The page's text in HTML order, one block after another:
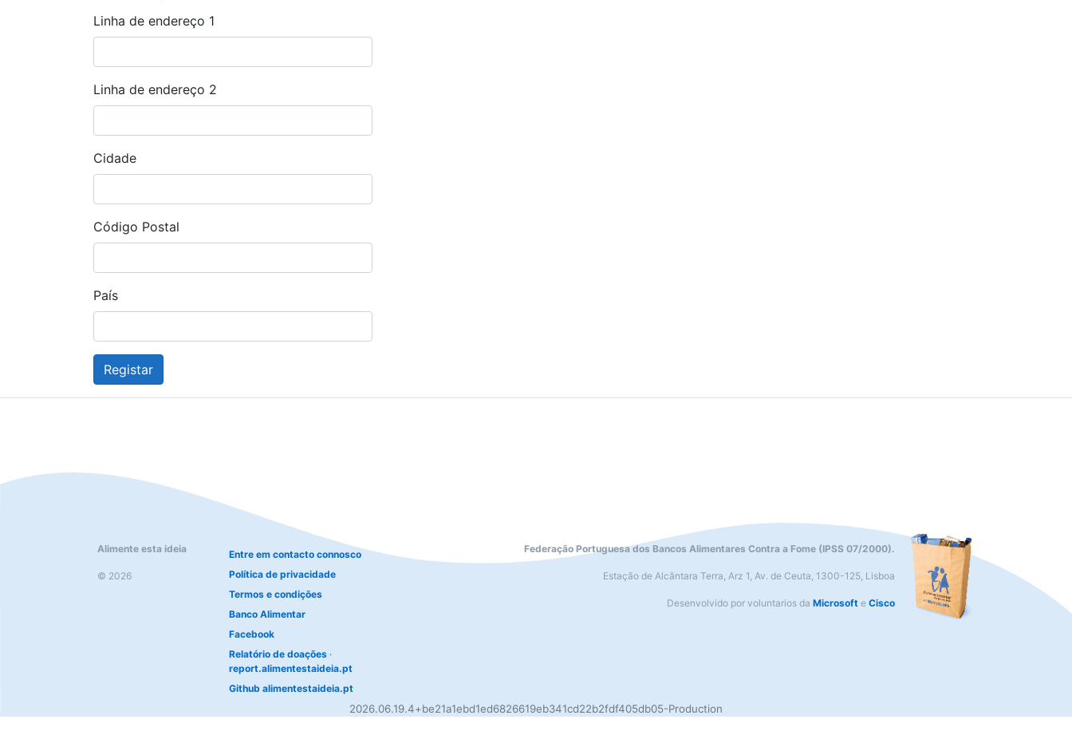
Linha de endereço 1
Linha de endereço 2
Cidade
Código Postal
País
Registar
Alimente esta ideia
© 2026
Entre em contacto connosco
Política de privacidade
Termos e condições
Banco Alimentar
Facebook
Relatório de doações ·
report.alimentestaideia.pt
Github alimentestaideia.pt
Federação Portuguesa dos Bancos Alimentares Contra a Fome (IPSS 07/2000).
Estação de Alcântara Terra, Arz 1, Av. de Ceuta, 1300-125, Lisboa
Desenvolvido por voluntarios da Microsoft e Cisco
2026.06.19.4+be21a1ebd1ed6826619eb341cd22b2fdf405db05-Production